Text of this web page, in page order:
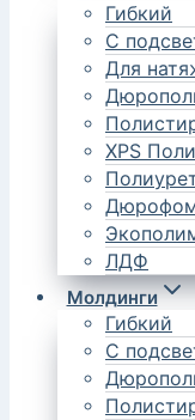
Гибкий
С
Для
XPS
ЛДФ
Молдинги
Гибкий
С